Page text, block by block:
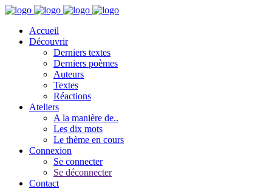
Accueil
Découvrir
Derniers textes
Derniers poèmes
Auteurs
Textes
Réactions
Ateliers
A la manière de..
Les dix mots
Le thème en cours
Connexion
Se connecter
Se déconnecter
Contact